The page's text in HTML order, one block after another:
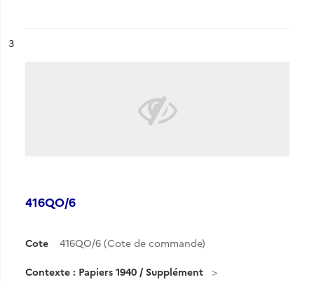
n°
3
416QO/6
Cote 416QO/6 (Cote de commande)
Contexte : Papiers 1940 / Supplément